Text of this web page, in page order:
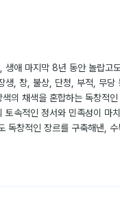
생애 마지막 8년 동안 놀랍고
생, 창, 불상, 단청, 부적, 무당
의 채색을 혼합하는 독창적
속적인 정서와 민족성이 마
독창적인 장르를 구축해낸, 수